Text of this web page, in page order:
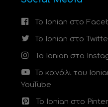
Το Ionian στο
Το Ionian στο
Το Ionian στο
Το κανάλι του
YouTube
Το Ionian στο